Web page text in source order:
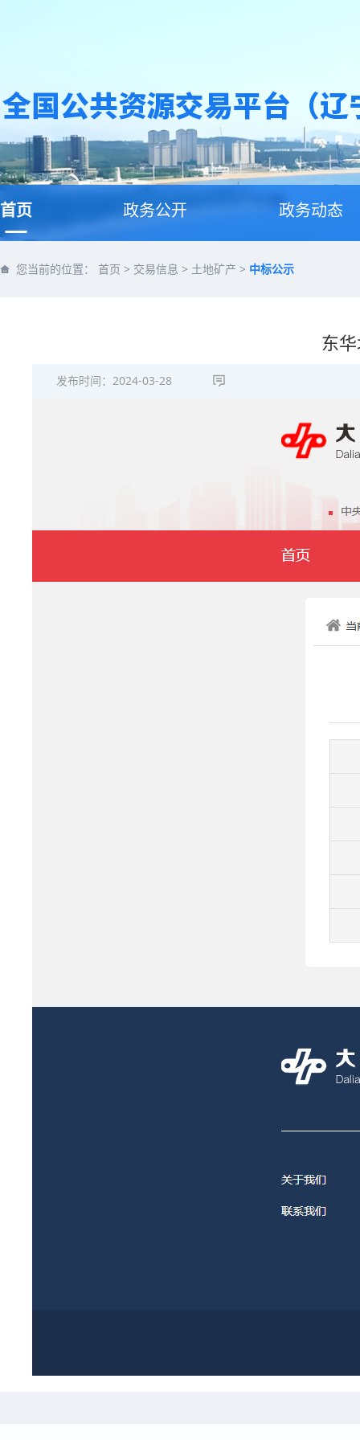
首页 政务公开 政务动态
您当前的位置： 首页 > 交易信息 > 土地矿产 > 中标公示
东
发布时间： 2024-03-28